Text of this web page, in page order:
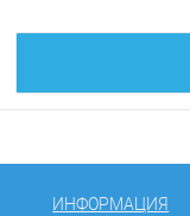
ИНФОРМАЦИЯ